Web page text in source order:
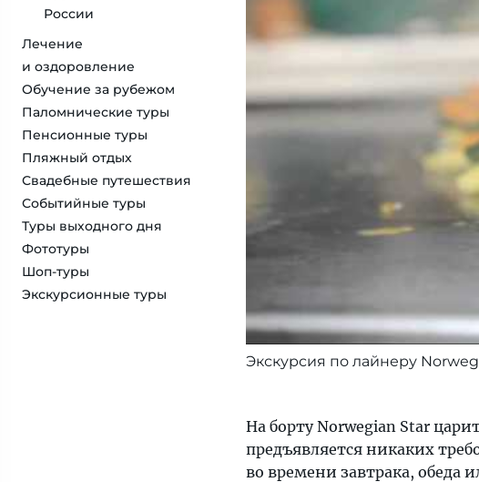
России
Лечение
и оздоровление
Обучение за рубежом
Паломнические туры
Пенсионные туры
Пляжный отдых
Свадебные путешествия
Событийные туры
Туры выходного дня
Фототуры
Шоп-туры
Экскурсионные туры
Экскурсия по лайнеру
На борту Norwegian Star
предъявляется никаких
во времени завтрака, обеда